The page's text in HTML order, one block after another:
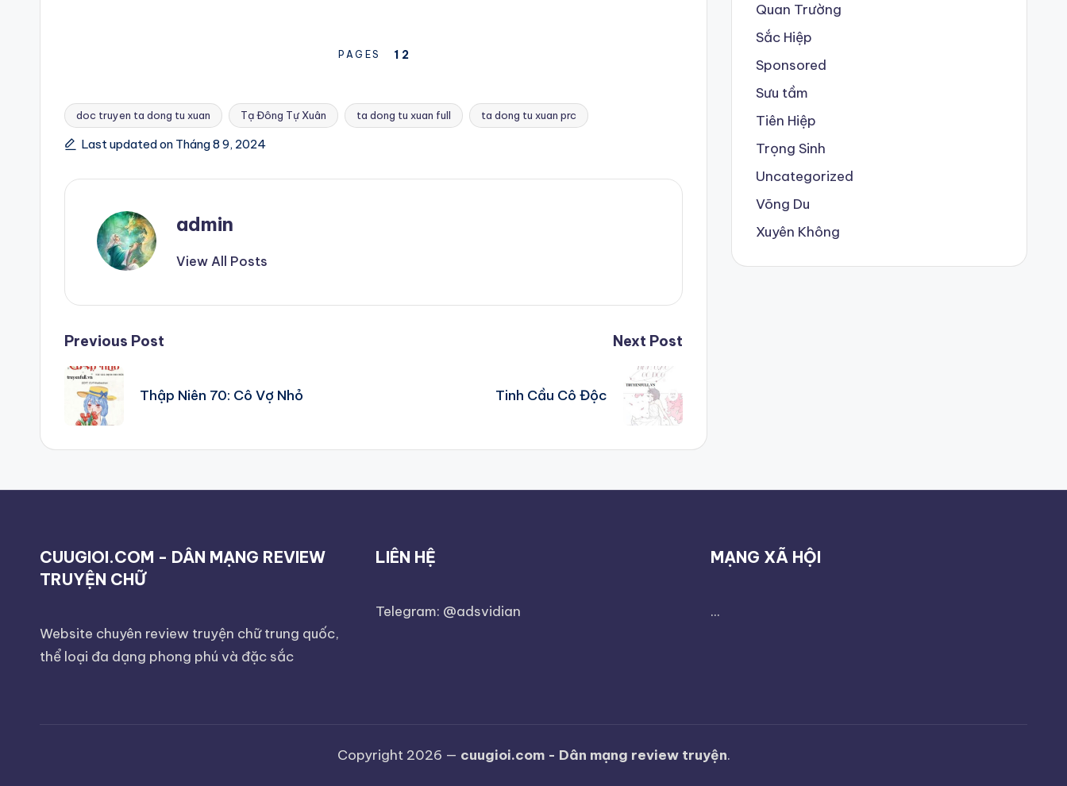
PAGES 1 2
Tags:
doc truyen ta dong tu xuan Tạ Đông Tự Xuân ta dong tu xuan full ta dong tu xuan prc
Last updated on Tháng 8 9, 2024
admin
View All Posts
Post
navigation
Previous Post
Thập Niên 70: Cô Vợ Nhỏ
Next Post
Tinh Cầu Cô Độc
Quan Trường
Sắc Hiệp
Sponsored
Sưu tầm
Tiên Hiệp
Trọng Sinh
Uncategorized
Võng Du
Xuyên Không
CUUGIOI.COM - DÂN MẠNG REVIEW
TRUYỆN CHỮ
Website chuyên review truyện chữ trung quốc,
thể loại đa dạng phong phú và đặc sắc
LIÊN HỆ
Telegram: @adsvidian
MẠNG XÃ HỘI
...
Copyright 2026 — cuugioi.com - Dân mạng review truyện.